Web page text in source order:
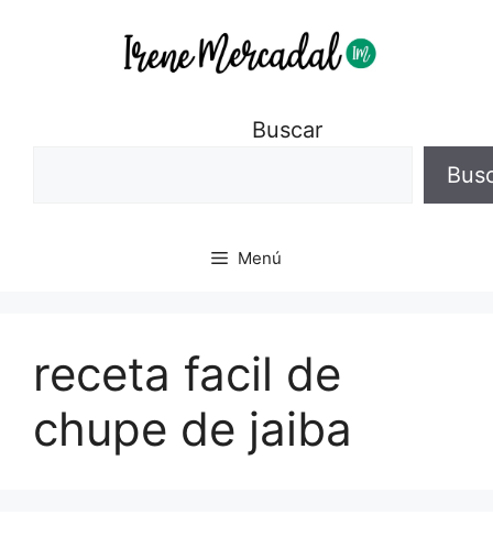
Buscar
Menú
receta facil de
chupe de jaiba